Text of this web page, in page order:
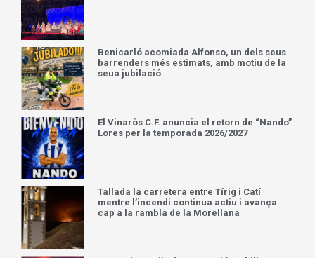
Benicarló acomiada Alfonso, un dels seus
barrenders més estimats, amb motiu de la
seua jubilació
El Vinaròs C.F. anuncia el retorn de “Nando”
Lores per la temporada 2026/2027
Tallada la carretera entre Tírig i Catí
mentre l’incendi continua actiu i avança
cap a la rambla de la Morellana